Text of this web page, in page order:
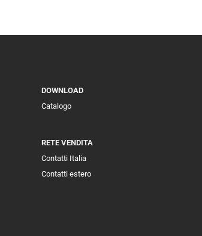
DOWNLOAD
Catalogo
RETE VENDITA
Contatti Italia
Contatti estero